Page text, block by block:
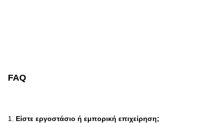
FAQ
1. Είστε εργοστάσιο ή εμπορική επιχείρηση;